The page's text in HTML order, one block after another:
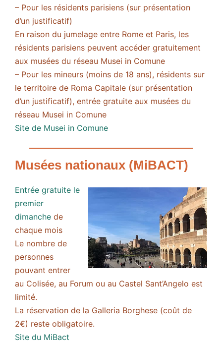
– Pour les résidents parisiens (sur présentation
d’un justificatif)
En raison du jumelage entre Rome et Paris, les
résidents parisiens peuvent accéder gratuitement
aux musées du réseau Musei in Comune
– Pour les mineurs (moins de 18 ans), résidents sur
le territoire de Roma Capitale (sur présentation
d’un justificatif), entrée gratuite aux musées du
réseau Musei in Comune
Site de Musei in Comune
Musées nationaux (MiBACT)
Entrée gratuite le
premier
dimanche de
chaque mois
Le nombre de
personnes
pouvant entrer
au Colisée, au Forum ou au Castel Sant’Angelo est
limité.
La réservation de la Galleria Borghese (coût de
2€) reste obligatoire.
Site du MiBact